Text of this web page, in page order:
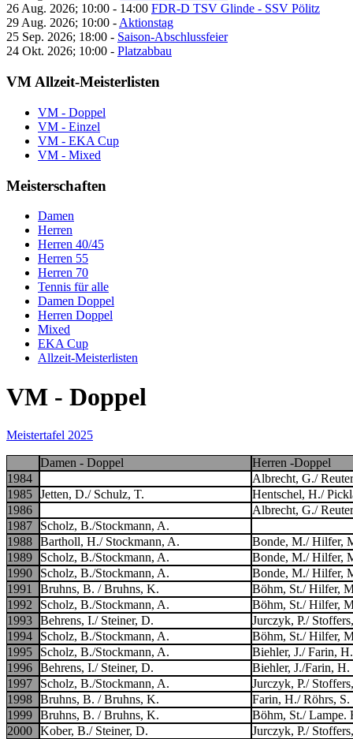
26 Aug. 2026; 10:00 - 14:00 FDR-D TSV Glinde - SSV Pölitz
29 Aug. 2026; 10:00 -Aktionstag
25 Sep. 2026; 18:00 - Saison-Abschlussfeier
24 Okt. 2026; 10:00 - Platzabbau
VM Allzeit-Meisterlisten
VM - Doppel
VM - Einzel
VM - EKA Cup
VM - Mixed
Meisterschaften
Damen
Herren
Herren 40/45
Herren 55
Herren 70
Tennis für alle
Damen Doppel
Herren Doppel
Mixed
EKA Cup
Allzeit-Meisterlisten
VM - Doppel
Meistertafel 2025
Damen - Doppel
Herren -Doppel
1984
Albrecht, G./
1985 Jetten, D./ Schulz, T.
Hentschel, H./
1986
Albrecht, G./
1987
Scholz, B./Stockmann, A.
1988 Bartholl, H./ Stockmann, A.
Bonde, M./ Hilfer,
1989
Scholz, B./Stockmann, A.
Bonde, M./ Hilfer,
1990
Scholz, B./Stockmann, A.
Bonde, M./ Hilfer,
1991
Bruhns, B. / Bruhns, K.
Böhm, St./ Hilfer,
1992
Scholz, B./Stockmann, A.
Böhm, St./ Hilfer,
1993 Behrens, I./ Steiner, D.
Jurczyk, P./
1994
Scholz, B./Stockmann, A.
Böhm, St./ Hilfer,
1995
Scholz, B./Stockmann, A.
Biehler, J./ Farin, H.
1996 Behrens, I./ Steiner, D.
Biehler, J./Farin, H.
1997
Scholz, B./Stockmann, A.
Jurczyk, P./
1998 Bruhns, B. / Bruhns, K.
Farin, H./ Röhrs, S.
1999 Bruhns, B. / Bruhns, K.
Böhm, St./ Lampe.
2000 Kober, B./ Steiner, D.
Jurczyk, P./